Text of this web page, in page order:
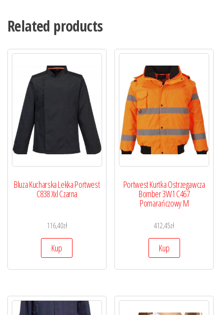
Related products
Bluza Kucharska Lekka Portwest
C838 Xxl Czarna
116,40zł
Kup
Portwest Kurtka Ostrzegawcza
Bomber 3W1 C467
Pomarańczowy M
412,45zł
Kup